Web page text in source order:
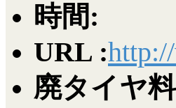
時間:
URL :
廃タイヤ料